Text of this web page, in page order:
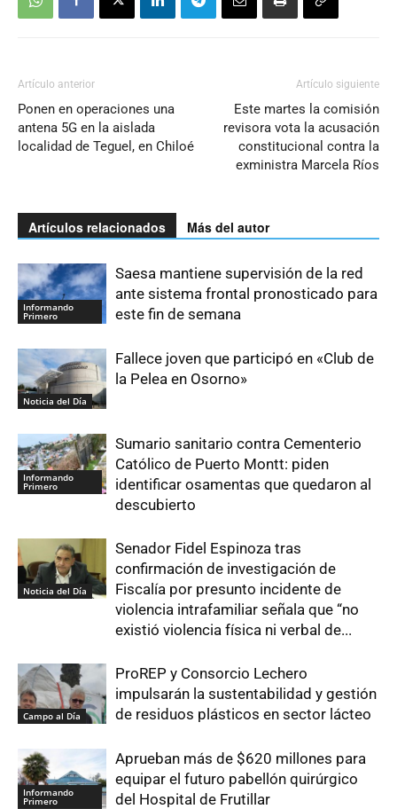
Artículo anterior
Ponen en operaciones una
antena 5G en la aislada
localidad de Teguel, en Chiloé
Artículo siguiente
Este martes la comisión
revisora vota la acusación
constitucional contra la
exministra Marcela Ríos
Artículos relacionados Más del autor
Informando
Primero
Saesa mantiene supervisión de la red
ante sistema frontal pronosticado para
este fin de semana
Noticia del Día
Fallece joven que participó en «Club de
la Pelea en Osorno»
Informando
Primero
Sumario sanitario contra Cementerio
Católico de Puerto Montt: piden
identificar osamentas que quedaron al
descubierto
Noticia del Día
Senador Fidel Espinoza tras
confirmación de investigación de
Fiscalía por presunto incidente de
violencia intrafamiliar señala que “no
existió violencia física ni verbal de...
Campo al Día
ProREP y Consorcio Lechero
impulsarán la sustentabilidad y gestión
de residuos plásticos en sector lácteo
Informando
Primero
Aprueban más de $620 millones para
equipar el futuro pabellón quirúrgico
del Hospital de Frutillar